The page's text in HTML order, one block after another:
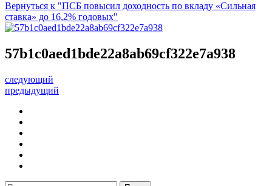
Вернуться к "ПСБ повысил доходность по вкладу «Сильная
ставка» до 16,2% годовых"
57b1c0aed1bde22a8ab69cf322e7a938
следующий
предыдущий